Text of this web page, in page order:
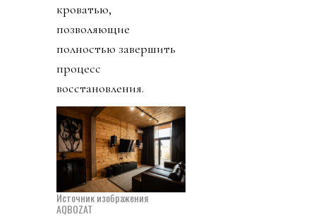
кроватью,
позволяющие
полностью завершить
процесс
восстановления.
Источник изображения
AQBOZAT